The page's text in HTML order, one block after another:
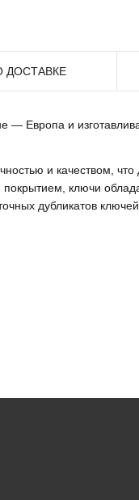
ДОСТАВКЕ
— Европа и
и качеством, что
ключи
дубликатов